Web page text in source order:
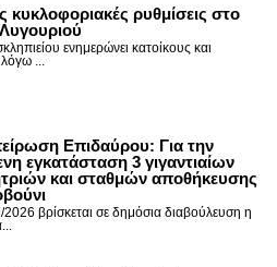
κυκλοφοριακές ρυθμίσεις στο
ενημερώνει κατοίκους και
λόγω ...
Επιδαύρου: Για την
εγκατάσταση 3 γιγαντιαίων
και σταθμών αποθήκευσης
2026 βρίσκεται σε δημόσια διαβούλευση η